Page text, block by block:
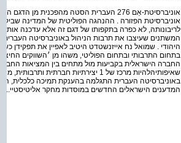
אוניברסיטת-אֵם 276 העברית הסטה
אוניברסיטת הפזורה . ההנהגה הפוליטית של המדינה
לריבונותהּ, לא כפרה בתקפותו של דגם זה אלא עדכנה
המשתנים שעיצבו את תרבות הניהול באוניברסיטה
היהודי . שמואל נח אייזנשטדט היטיב לאפיין את תפקידן
בתחום התרבותי ובתחום הפוליטי, משהו מן ׳השווקים
החברה הישראלית בקביעות מול מתחים בין המציאות
שאיפותיהּלהיות מרכז של 1 יצירתיות
באוניברסיטה העברית התגלמה בהענקת תמיכה כלכלית,
המדענים הישראלים החדשים במוסדות מחקר אליטיסטיי...